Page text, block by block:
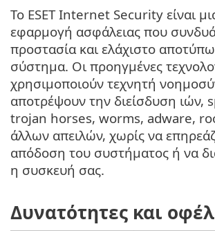
Το ESET Internet Security είναι
εφαρμογή ασφάλειας που
προστασία και ελάχιστο
σύστημα. Οι προηγμένες
χρησιμοποιούν τεχνητή
αποτρέψουν την διείσδυση ιών,
trojan horses, worms, adware,
άλλων απειλών, χωρίς να
απόδοση του συστήματος ή να
η συσκευή σας.
Δυνατότητες και